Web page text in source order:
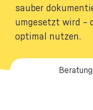
sauber
umgesetzt wird –
optimal nutzen.